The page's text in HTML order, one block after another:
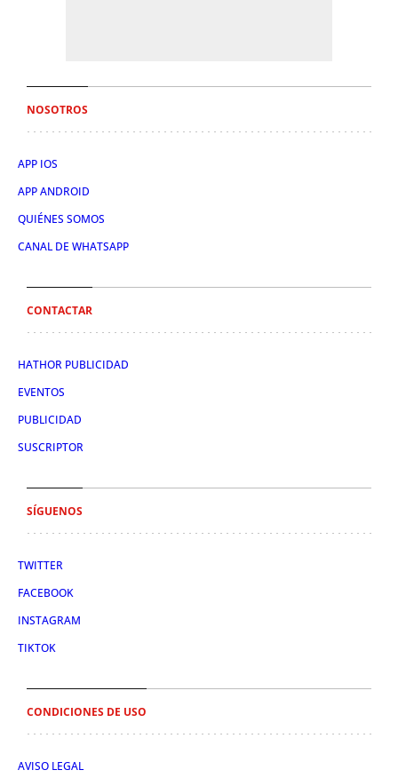
NOSOTROS
APP IOS
APP ANDROID
QUIÉNES SOMOS
CANAL DE WHATSAPP
CONTACTAR
HATHOR PUBLICIDAD
EVENTOS
PUBLICIDAD
SUSCRIPTOR
SÍGUENOS
TWITTER
FACEBOOK
INSTAGRAM
TIKTOK
CONDICIONES DE USO
AVISO LEGAL